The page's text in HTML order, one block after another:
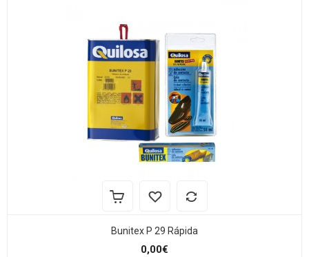
Bunitex P 29 Rápida
0,00€